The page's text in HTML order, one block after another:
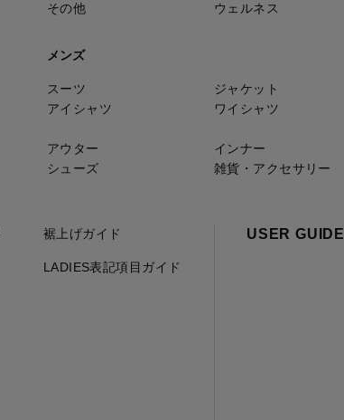
その他
ウェルネス
メンズ
スーツ ジャケット
アイシャツ
ワイシャツ
アウター
インナー
シューズ
雑貨・アクセサリー
裾上げガイド
LADIES表記項目ガイド
USER GUIDE